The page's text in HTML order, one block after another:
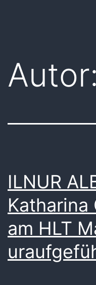
Autor:
ILNUR
Katharina
am HLT